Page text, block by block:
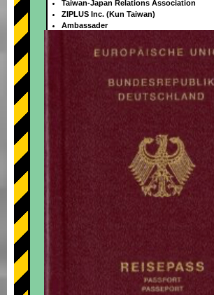
+
Taiwan-Japan Relations Association
ZIPLUS Inc. (Kun Taiwan)
Ambassader